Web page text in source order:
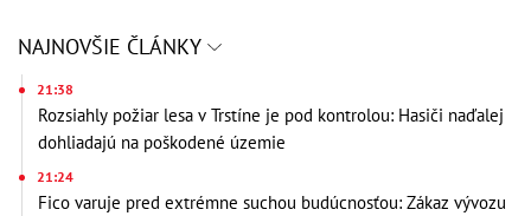
NAJNOVŠIE ČLÁNKY
21:38
Rozsiahly požiar lesa v Trstíne je pod kontrolou: Hasiči naďalej
dohliadajú na poškodené územie
21:24
Fico varuje pred extrémne suchou budúcnosťou: Zákaz vývozu